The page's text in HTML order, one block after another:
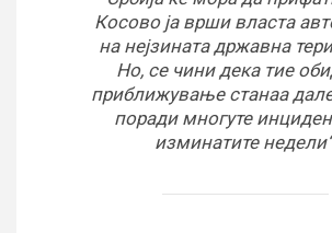
Косово ја врши власта
на нејзината државна
Но, се чини дека тие
приближување станаа
поради многуте
изминатите